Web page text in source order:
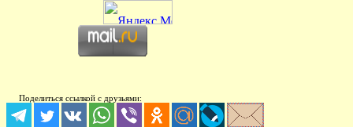
Поделиться ссылкой с друзьями: